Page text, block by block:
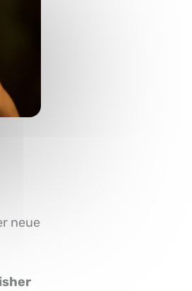
neue